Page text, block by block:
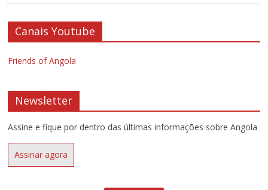
Canais Youtube
Friends of Angola
Newsletter
Assine e fique por dentro das últimas informações sobre Angola
Assinar agora